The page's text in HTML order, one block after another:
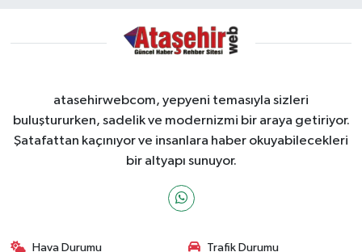
atasehirwebcom, yepyeni temasıyla sizleri
buluştururken, sadelik ve modernizmi bir araya getiriyor.
Şatafattan kaçınıyor ve insanlara haber okuyabilecekleri
bir altyapı sunuyor.
Hava Durumu Trafik Durumu